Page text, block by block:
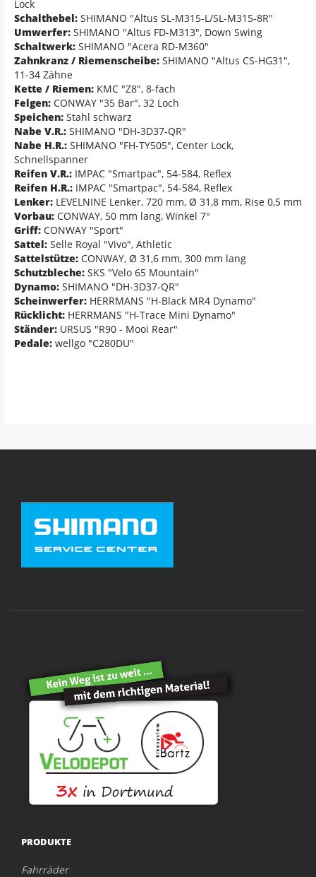
Lock
Schalthebel: SHIMANO "Altus SL-M315-L/SL-M315-8R"
Umwerfer: SHIMANO "Altus FD-M313", Down Swing
Schaltwerk: SHIMANO "Acera RD-M360"
Zahnkranz / Riemenscheibe: SHIMANO "Altus CS-HG31",
11-34 Zähne
Kette / Riemen: KMC "Z8", 8-fach
Felgen: CONWAY "35 Bar", 32 Loch
Speichen: Stahl schwarz
Nabe V.R.: SHIMANO "DH-3D37-QR"
Nabe H.R.: SHIMANO "FH-TY505", Center Lock,
Schnellspanner
Reifen V.R.: IMPAC "Smartpac", 54-584, Reflex
Reifen H.R.: IMPAC "Smartpac", 54-584, Reflex
Lenker: LEVELNINE Lenker, 720 mm, Ø 31,8 mm, Rise 0,5 mm
Vorbau: CONWAY, 50 mm lang, Winkel 7°
Griff: CONWAY "Sport"
Sattel: Selle Royal "Vivo", Athletic
Sattelstütze: CONWAY, Ø 31,6 mm, 300 mm lang
Schutzbleche: SKS "Velo 65 Mountain"
Dynamo: SHIMANO "DH-3D37-QR"
Scheinwerfer: HERRMANS "H-Black MR4 Dynamo"
Rücklicht: HERRMANS "H-Trace Mini Dynamo"
Ständer: URSUS "R90 - Mooi Rear"
Pedale: wellgo "C280DU"
PRODUKTE
Fahrräder